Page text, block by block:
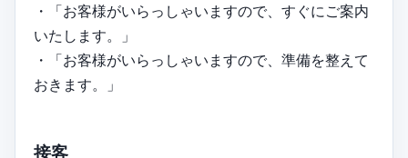
・「お客様がいらっしゃいますので、すぐにご案内
いたします。」
・「お客様がいらっしゃいますので、準備を整えて
おきます。」
接客